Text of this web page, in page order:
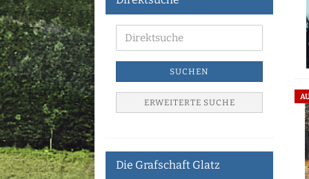
SUCHEN
ERWEITERTE SUCHE
Die Grafschaft Glatz